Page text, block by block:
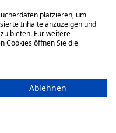
platzieren, um
Inhalte anzuzeigen und
bieten. Für weitere
Cookies öffnen Sie die
Ablehnen